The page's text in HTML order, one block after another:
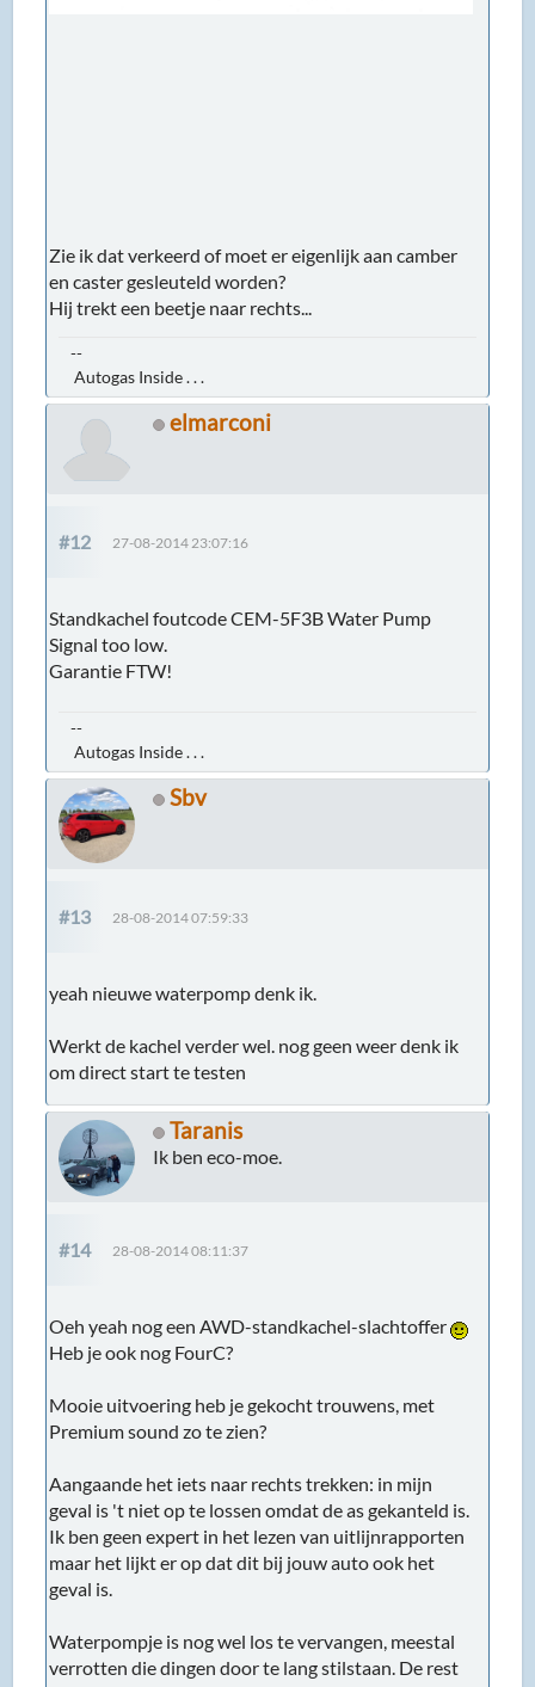
Zie ik dat verkeerd of moet er eigenlijk aan camber
en caster gesleuteld worden?
Hij trekt een beetje naar rechts...
--
Autogas Inside . . .
elmarconi
#12 27-08-2014 23:07:16
Standkachel foutcode CEM-5F3B Water Pump
Signal too low.
Garantie FTW!
--
Autogas Inside . . .
Sbv
#13 28-08-2014 07:59:33
yeah nieuwe waterpomp denk ik.
Werkt de kachel verder wel. nog geen weer denk ik
om direct start te testen
Taranis
Ik ben eco-moe.
#14 28-08-2014 08:11:37
Oeh yeah nog een AWD-standkachel-slachtoffer
Heb je ook nog FourC?
Mooie uitvoering heb je gekocht trouwens, met
Premium sound zo te zien?
Aangaande het iets naar rechts trekken: in mijn
geval is 't niet op te lossen omdat de as gekanteld is.
Ik ben geen expert in het lezen van uitlijnrapporten
maar het lijkt er op dat dit bij jouw auto ook het
geval is.
Waterpompje is nog wel los te vervangen, meestal
verrotten die dingen door te lang stilstaan. De rest